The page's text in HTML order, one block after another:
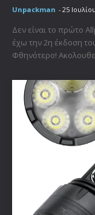
Unpackman - 25
Δεν είναι το πρώτο
έχω την 2η έκδοση
Φθηνότερο!